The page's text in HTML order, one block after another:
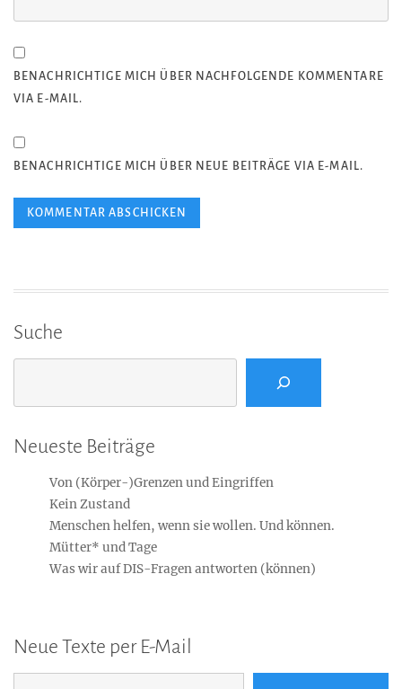
BENACHRICHTIGE MICH ÜBER NACHFOLGENDE KOMMENTARE
VIA E-MAIL.
BENACHRICHTIGE MICH ÜBER NEUE BEITRÄGE VIA E-MAIL.
Suche
Neueste Beiträge
Von (Körper-)Grenzen und Eingriffen
Kein Zustand
Menschen helfen, wenn sie wollen. Und können.
Mütter* und Tage
Was wir auf DIS-Fragen antworten (können)
Neue Texte per E-Mail
E-Mail-Adresse...